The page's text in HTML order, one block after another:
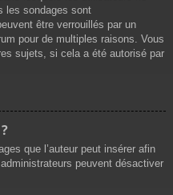
les sondages sont
être verrouillés par un
pour de multiples raisons. Vous
sujets, si cela a été autorisé par
que l’auteur peut insérer afin
peuvent désactiver